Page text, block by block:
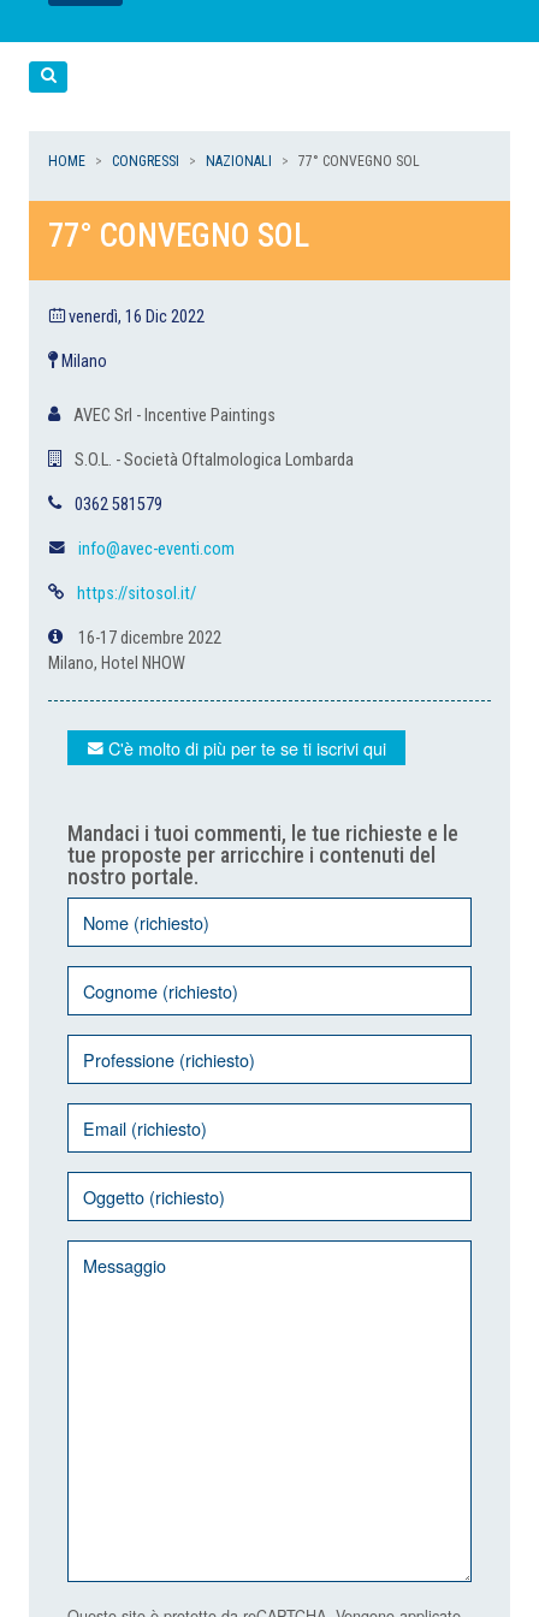
LEGGI
LEGGI
LEGGI
LEGGI
HOME CONGRESSI NAZIONALI 77° CONVEGNO SOL
77° CONVEGNO SOL
venerdì, 16 Dic 2022
Milano
AVEC Srl - Incentive Paintings
S.O.L. - Società Oftalmologica Lombarda
0362 581579
info@avec-eventi.com
https://sitosol.it/
16-17 dicembre 2022
Milano, Hotel NHOW
C'è molto di più per te se ti iscrivi qui
Mandaci i tuoi commenti, le tue richieste e le
tue proposte per arricchire i contenuti del
nostro portale.